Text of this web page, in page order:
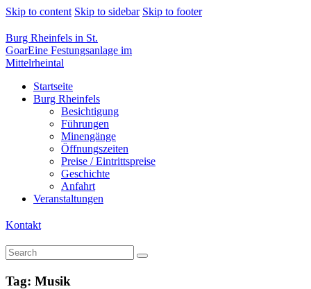
Skip to content Skip to sidebar Skip to footer
Burg Rheinfels in St.
GoarEine Festungsanlage im
Mittelrheintal
Startseite
Burg Rheinfels
Besichtigung
Führungen
Minengänge
Öffnungszeiten
Preise / Eintrittspreise
Geschichte
Anfahrt
Veranstaltungen
Kontakt
Tag: Musik